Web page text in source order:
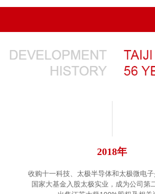
2018年
收购十一科技、太极半导体和太极微电
国家大基金入股太极实业，成为公司第